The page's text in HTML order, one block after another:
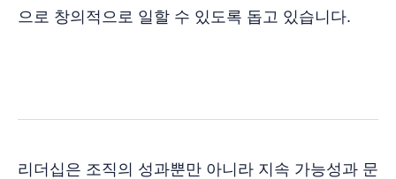
으로 창의적으로 일할 수 있도록 돕고 있습니다.
리더십은 조직의 성과뿐만 아니라 지속 가능성과 문